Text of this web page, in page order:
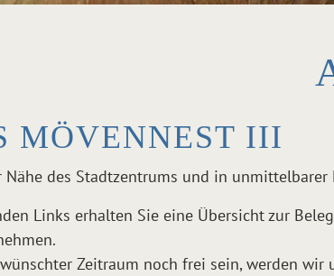
MÖVENNEST III
des Stadtzentrums und in
Links erhalten Sie eine Übersicht zur
Zeitraum noch frei sein, werden